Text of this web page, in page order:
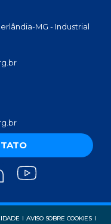
MG - Industrial
AVISO SOBRE COOKIES